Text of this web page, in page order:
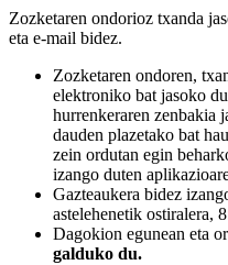
Zozketaren ondorioz txanda
eta e-mail bidez.
Zozketaren ondoren,
elektroniko bat jasoko
hurrenkeraren zenbakia
dauden plazetako bat
zein ordutan egin
izango duten
Gazteaukera bidez
astelehenetik ostiralera,
Dagokion egunean eta
galduko du.